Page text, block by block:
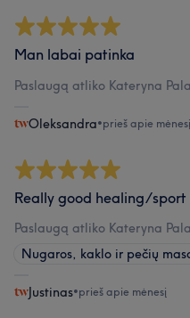
Man labai patinka
Paslaugą atliko Kateryna
Oleksandra•prieš apie mėnesį
Really good healing/sport
Paslaugą atliko Kateryna
Nugaros, kaklo ir pečių
Justinas•prieš apie mėnesį